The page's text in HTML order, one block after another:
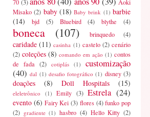
70 (3)
Aoki
Misako (2) baby (18) Baby brink (1) barbie
(14)
bjd (5) Bluebird (4) blythe (4)
boneca (107) brinquedo (4)
caridade (11) casinha (1) castelo (2) cenário
(2) coleções (8) comando em ação (1) contos
de fada
(2) cotiplás (1)
customização
(40) dal (1) desafio fotográfico (1) disney (3)
doações (8) Doll Hospitals (15)
eleletrônico (1) Emily (3) Estrela (24)
evento (6) Fairy Kei (3) flores (4) funko pop
(2) gradiente (1) hasbro (4) Hello Kitty (2)